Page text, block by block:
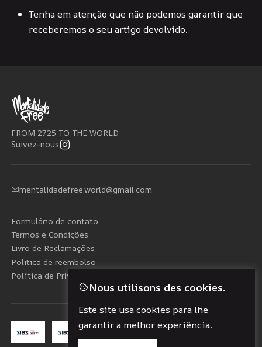
Tenha em atenção que não podemos garantir que
receberemos o seu artigo devolvido.
FROM 2725 TO THE WORLD
Suivez-nous
mentalidadefree.world@gmail.com
Formulário de contato
Termos e Condições
Livro de Reclamações
Politica de reembolso
Política de Privacidade
Nous utilisons des cookies.
Este site usa cookies para lhe
garantir a melhor experiência.